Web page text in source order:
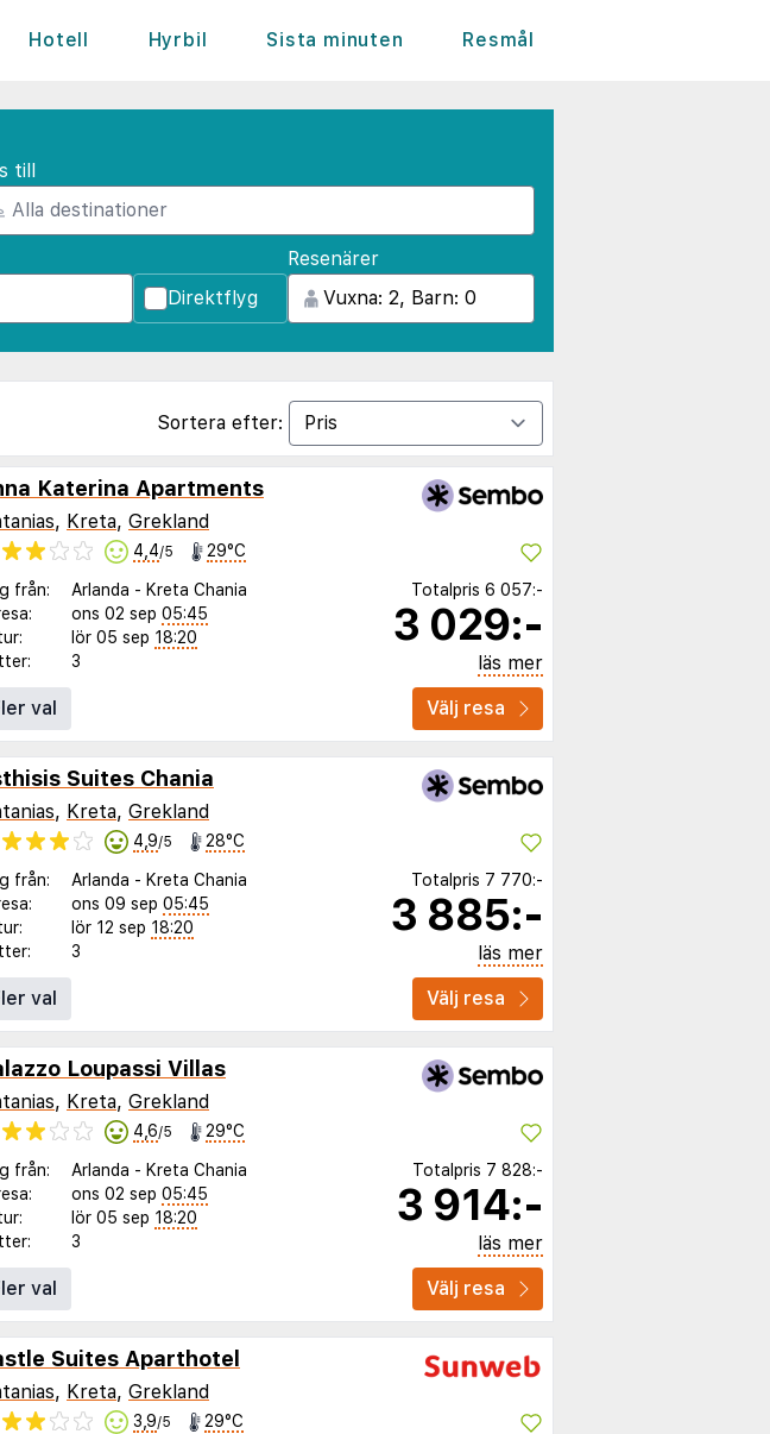
Hotell Hyrbil Sista minuten Resmål
till
Direktflyg
Resenärer
Sortera efter:
Katerina Apartments
, Kreta, Grekland
4,4/5 29°C
från: Arlanda - Kreta Chania
ons 02 sep 05:45
lör 05 sep 18:20
3
Totalpris 6 057:-
3 029:-
läs mer
val
Välj resa
Suites Chania
, Kreta, Grekland
4,9/5 28°C
från: Arlanda - Kreta Chania
ons 09 sep 05:45
lör 12 sep 18:20
3
Totalpris 7 770:-
3 885:-
läs mer
val
Välj resa
Loupassi Villas
, Kreta, Grekland
4,6/5 29°C
från: Arlanda - Kreta Chania
ons 02 sep 05:45
lör 05 sep 18:20
3
Totalpris 7 828:-
3 914:-
läs mer
val
Välj resa
Suites Aparthotel
, Kreta, Grekland
3,9/5 29°C